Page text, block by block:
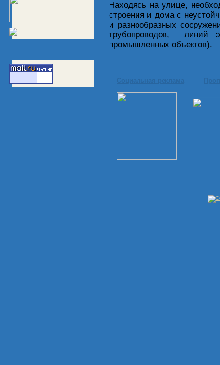
Находясь на улице,
строения и дома с
и разнообразных
трубопроводов, линий
промышленных объектов).